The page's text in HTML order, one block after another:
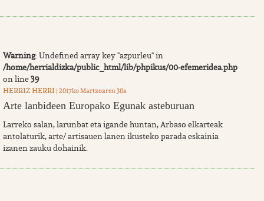
Warning: Undefined array key "azpurleu" in
/home/herrialdizka/public_html/lib/phpikus/00-efemeridea.php
on line39
HERRIZ HERRI | 2017ko Martxoaren 30a
Arte lanbideen Europako Egunak asteburuan
Larreko salan, larunbat eta igande huntan, Arbaso elkarteak
antolaturik, arte/ artisauen lanen ikusteko parada eskainia
izanen zauku dohainik.